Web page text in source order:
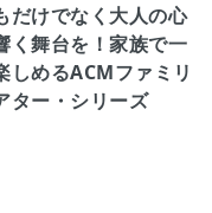
だけでなく大人の心
く舞台を！家族で一
しめるACMファミリ
ター・シリーズ